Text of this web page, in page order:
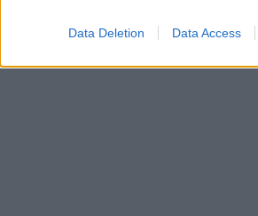
Data Deletion Data Access